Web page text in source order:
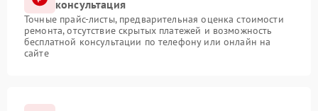
консультация
Точные прайс-листы, предварительная оценка стоимости
ремонта, отсутствие скрытых платежей и возможность
бесплатной консультации по телефону или онлайн на
сайте